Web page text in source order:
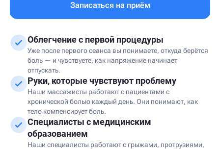
Записаться на приём
Облегчение с первой процедуры
Уже после первого сеанса вы понимаете, откуда берётся
боль — и чувствуете, как напряжение начинает
отпускать.
Руки, которые чувствуют проблему
Наши массажисты работают с пациентами с
хронической болью каждый день. Они понимают, как
тело компенсирует боль.
Специалисты с медицинским
образованием
Наши специалисты работают с грыжами, протрузиями,